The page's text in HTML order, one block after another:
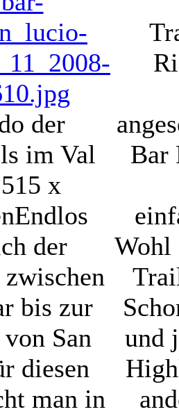
der
im Val
x
Endlos
der
bis zur
von San
diesen
man in
Bar
Wohl
und